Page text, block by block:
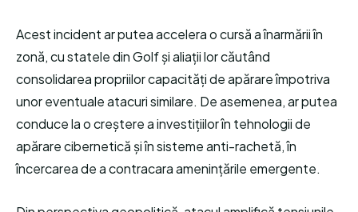
Acest incident ar putea accelera o cursă a înarmării în
zonă, cu statele din Golf și aliații lor căutând
consolidarea propriilor capacități de apărare împotriva
unor eventuale atacuri similare. De asemenea, ar putea
conduce la o creștere a investițiilor în tehnologii de
apărare cibernetică și în sisteme anti-rachetă, în
încercarea de a contracara amenințările emergente.